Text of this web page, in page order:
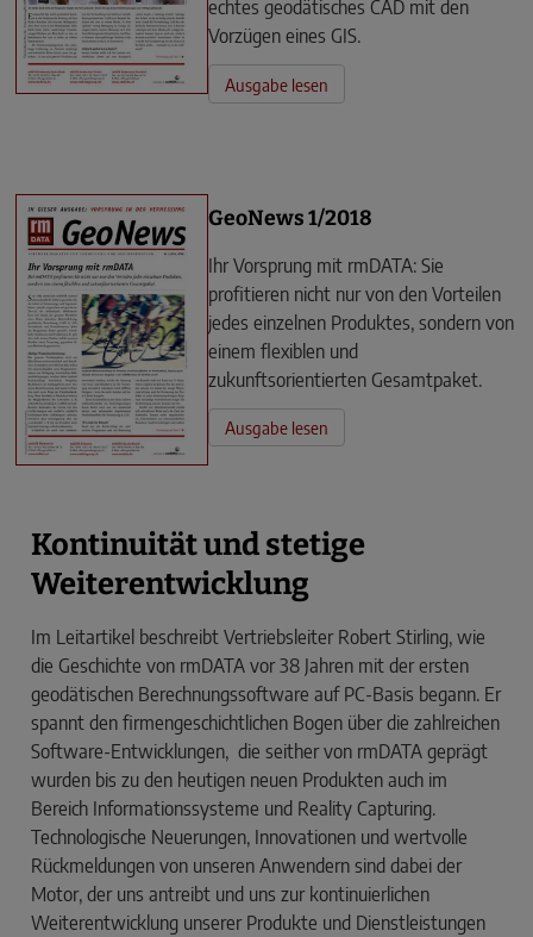
echtes geodätisches CAD mit den
Vorzügen eines GIS.
Ausgabe lesen
GeoNews 1/2018
Ihr Vorsprung mit rmDATA: Sie
profitieren nicht nur von den Vorteilen
jedes einzelnen Produktes, sondern von
einem flexiblen und
zukunftsorientierten Gesamtpaket.
Ausgabe lesen
Kontinuität und stetige
Weiterentwicklung
Im Leitartikel beschreibt Vertriebsleiter Robert Stirling, wie
die Geschichte von rmDATA vor 38 Jahren mit der ersten
geodätischen Berechnungssoftware auf PC-Basis begann. Er
spannt den firmengeschichtlichen Bogen über die zahlreichen
Software-Entwicklungen, die seither von rmDATA geprägt
wurden bis zu den heutigen neuen Produkten auch im
Bereich Informationssysteme und Reality Capturing.
Technologische Neuerungen, Innovationen und wertvolle
Rückmeldungen von unseren Anwendern sind dabei der
Motor, der uns antreibt und uns zur kontinuierlichen
Weiterentwicklung unserer Produkte und Dienstleistungen